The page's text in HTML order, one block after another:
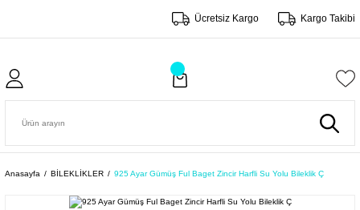
Ücretsiz Kargo Kargo Takibi
Anasayfa BİLEKLİKLER 925 Ayar Gümüş Ful Baget Zincir Harfli Su Yolu Bileklik Ç